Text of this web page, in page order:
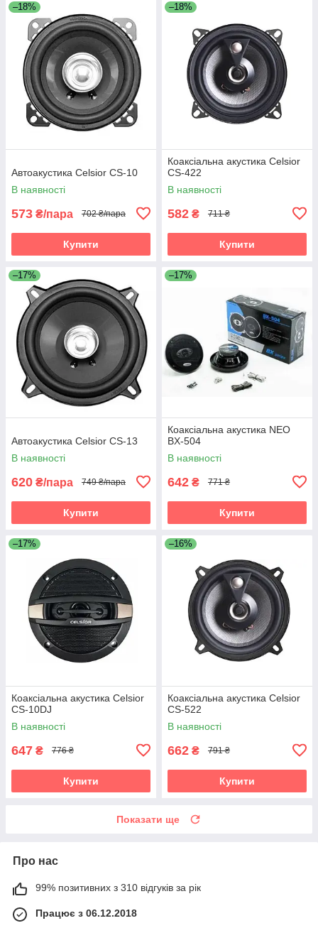
–18%
Автоакустика Celsior CS-10
В наявності
573 ₴/пара 702 ₴/пара
Купити
–18%
Коаксіальна акустика Celsior
CS-422
В наявності
582 ₴ 711 ₴
Купити
–17%
Автоакустика Celsior CS-13
В наявності
620 ₴/пара 749 ₴/пара
Купити
–17%
Коаксіальна акустика NEO
BX-504
В наявності
642 ₴ 771 ₴
Купити
–17%
Коаксіальна акустика Celsior
CS-10DJ
В наявності
647 ₴ 776 ₴
Купити
–16%
Коаксіальна акустика Celsior
CS-522
В наявності
662 ₴ 791 ₴
Купити
Показати ще
Про нас
99% позитивних з 310 відгуків за рік
Працює з 06.12.2018